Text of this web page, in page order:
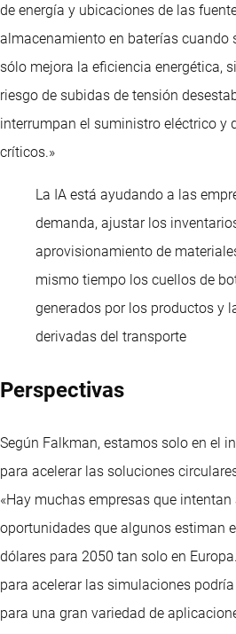
de energía y ubicaciones de las
almacenamiento en baterías cuando
sólo mejora la eficiencia energética,
riesgo de subidas de tensión
interrumpan el suministro eléctrico y
críticos.»
La IA está ayudando a las
demanda, ajustar los
aprovisionamiento de
mismo tiempo los cuellos de
generados por los productos y
derivadas del transporte
Perspectivas
Según Falkman, estamos solo en el
para acelerar las soluciones
«Hay muchas empresas que
oportunidades que algunos estiman
dólares para 2050 tan solo en
para acelerar las simulaciones
para una gran variedad de